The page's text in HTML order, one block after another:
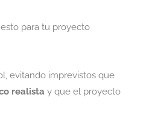
para tu proyecto
evitando imprevistos que
realista y que el proyecto